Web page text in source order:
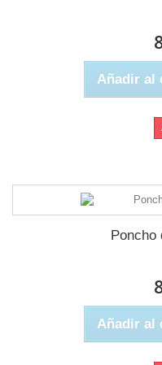
Añadir al
Poncho
Añadir al